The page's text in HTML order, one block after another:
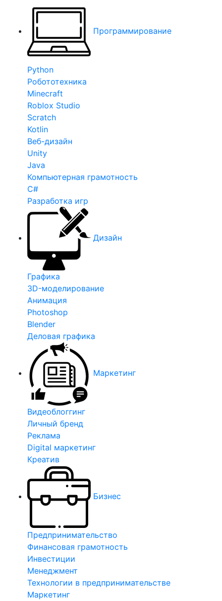
Программирование
Python
Робототехника
Minecraft
Roblox Studio
Scratch
Kotlin
Веб-дизайн
Unity
Java
Компьютерная грамотность
C#
Разработка игр
Дизайн
Графика
3D-моделирование
Анимация
Photoshop
Blender
Деловая графика
Маркетинг
Видеоблоггинг
Личный бренд
Реклама
Digital маркетинг
Креатив
Бизнес
Предпринимательство
Финансовая грамотность
Инвестиции
Менеджмент
Технологии в предпринимательстве
Маркетинг